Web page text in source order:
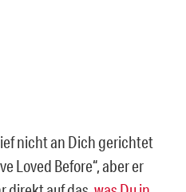
nicht an Dich gerichtet
Loved Before“, aber er